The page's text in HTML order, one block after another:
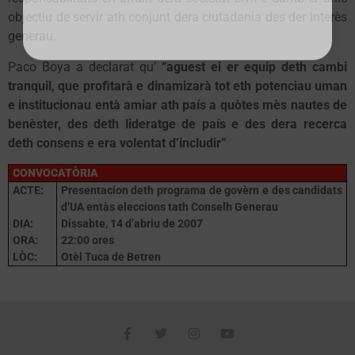
objectiu de servir ath conjunt dera ciutadania des der interès
generau.
Paco Boya a declarat qu’ “aguest ei er equip deth cambi
tranquil, que profitarà e dinamizarà tot eth potenciau uman
e institucionau entà amiar ath país a quòtes mès nautes de
benèster, des deth lideratge de país e des dera recerca
deth consens e era volentat d’includir”
CONVOCATÒRIA
ACTE:
Presentacion deth programa de govèrn e des candidats
d’UA entàs eleccions tath Conselh Generau
DIA:
Dissabte, 14 d’abriu de 2007
ORA:
22:00 ores
LÒC:
Otèl Tuca de Betren